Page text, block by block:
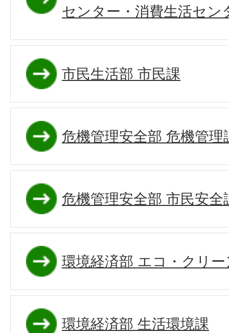
センター・消費生活セン
市民生活部 市民課
危機管理安全部 危機管理
危機管理安全部 市民安全
環境経済部 エコ・クリ
環境経済部 生活環境課